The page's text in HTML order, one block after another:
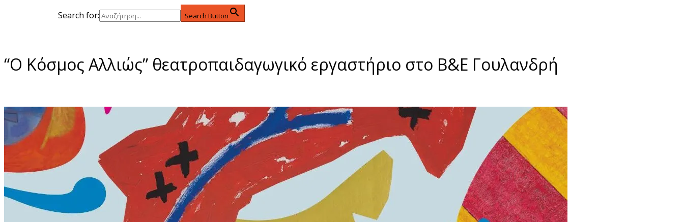
Search for: Search Button
“Ο Κόσμος Αλλιώς” θεατροπαιδαγωγικό εργαστήριο στο Β&Ε Γουλανδρή